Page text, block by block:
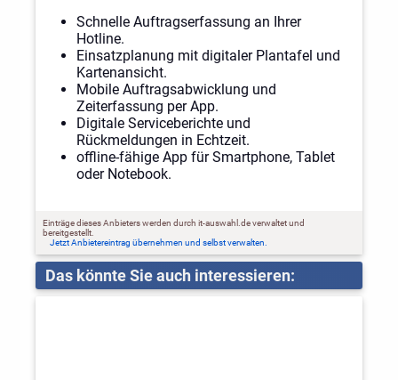
Schnelle Auftragserfassung an Ihrer
Hotline.
Einsatzplanung mit digitaler Plantafel und
Kartenansicht.
Mobile Auftragsabwicklung und
Zeiterfassung per App.
Digitale Serviceberichte und
Rückmeldungen in Echtzeit.
offline-fähige App für Smartphone, Tablet
oder Notebook.
Einträge dieses Anbieters werden durch it-auswahl.de verwaltet und
bereitgestellt.
Jetzt Anbietereintrag übernehmen und selbst verwalten.
Das könnte Sie auch interessieren: